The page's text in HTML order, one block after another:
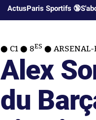
ActusParis Sportifs 🔞
C1 8ES ARSENAL-
Alex
du